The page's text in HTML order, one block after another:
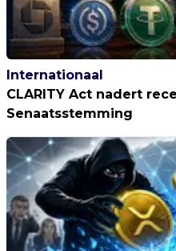
Internationaal
CLARITY Act nadert
Senaatsstemming